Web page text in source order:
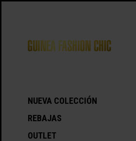
NUEVA COLECCIÓN
REBAJAS
OUTLET